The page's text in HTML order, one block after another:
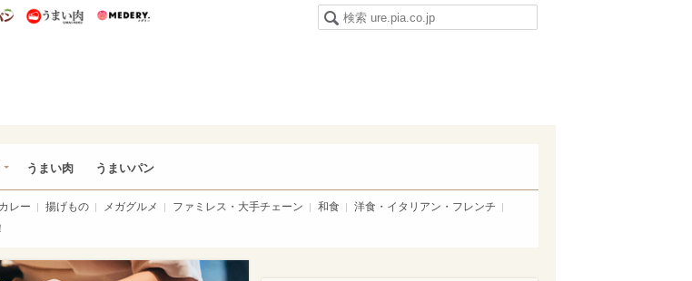
し うまいパン うまい肉
うまい肉 うまいパン
カレー 揚げもの メガグルメ ファミレス・大手チェーン 和食
洋食・イタリアン・フレンチ